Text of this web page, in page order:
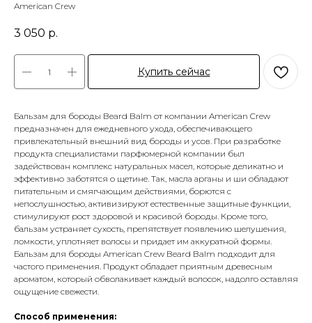
American Crew
3 050 р.
Купить сейчас
Бальзам для бороды Beard Balm от компании American Crew
предназначен для ежедневного ухода, обеспечивающего
привлекательный внешний вид бороды и усов. При разработке
продукта специалистами парфюмерной компании был
задействован комплекс натуральных масел, которые деликатно и
эффективно заботятся о щетине. Так, масла арганы и ши обладают
питательным и смягчающим действиями, борются с
непослушностью, активизируют естественные защитные функции,
стимулируют рост здоровой и красивой бороды. Кроме того,
бальзам устраняет сухость, препятствует появлению шелушения,
ломкости, уплотняет волосы и придает им аккуратной формы.
Бальзам для бороды American Crew Beard Balm подходит для
частого применения. Продукт обладает приятным древесным
ароматом, который обволакивает каждый волосок, надолго оставляя
ощущение свежести.
Способ применения: